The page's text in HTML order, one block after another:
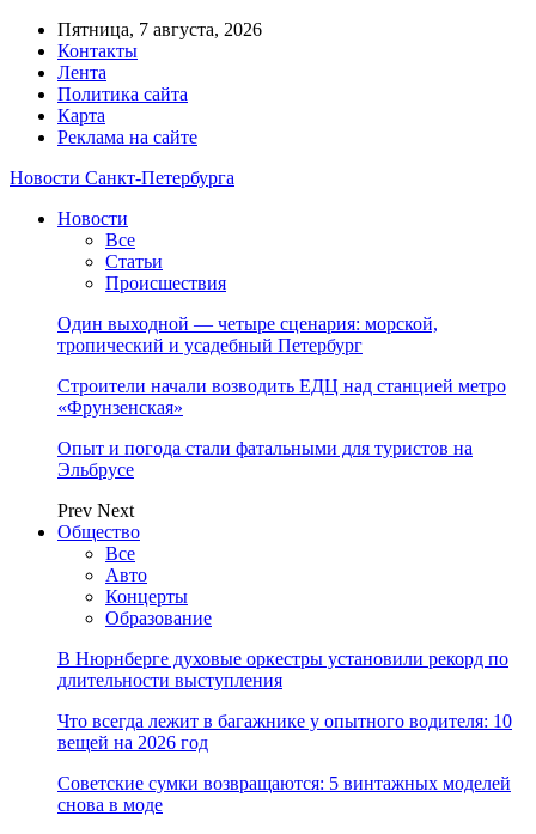
Пятница, 7 августа, 2026
Контакты
Лента
Политика сайта
Карта
Реклама на сайте
Новости Санкт-Петербурга
Новости
Все
Статьи
Происшествия
Один выходной — четыре сценария: морской,
тропический и усадебный Петербург
Строители начали возводить ЕДЦ над станцией метро
«Фрунзенская»
Опыт и погода стали фатальными для туристов на
Эльбрусе
Prev Next
Общество
Все
Авто
Концерты
Образование
В Нюрнберге духовые оркестры установили рекорд по
длительности выступления
Что всегда лежит в багажнике у опытного водителя: 10
вещей на 2026 год
Советские сумки возвращаются: 5 винтажных моделей
снова в моде